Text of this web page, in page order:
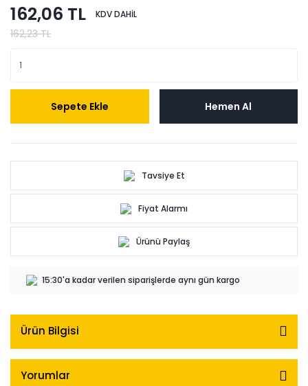
162,06 TL KDV DAHİL
162,23 TL
Sepete Ekle Hemen Al
Tavsiye Et
Fiyat Alarmı
Ürünü Paylaş
15:30'a kadar verilen siparişlerde aynı gün kargo
Ürün Bilgisi
Yorumlar